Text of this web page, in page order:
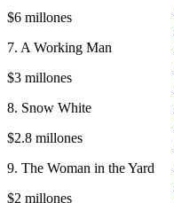
$6 millones
7. A Working Man
$3 millones
8. Snow White
$2.8 millones
9. The Woman in the Yard
$2 millones